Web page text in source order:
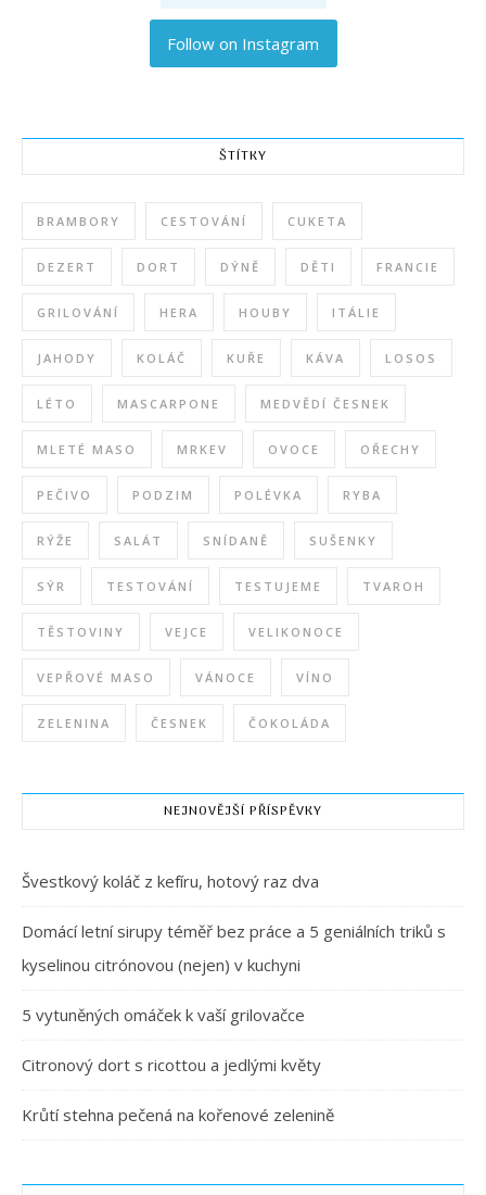
Follow on Instagram
ŠTÍTKY
BRAMBORY CESTOVÁNÍ CUKETA
DEZERT DORT DÝNĚ DĚTI FRANCIE
GRILOVÁNÍ HERA HOUBY ITÁLIE
JAHODY KOLÁČ KUŘE KÁVA LOSOS
LÉTO MASCARPONE MEDVĚDÍ ČESNEK
MLETÉ MASO MRKEV OVOCE OŘECHY
PEČIVO PODZIM POLÉVKA RYBA
RÝŽE SALÁT SNÍDANĚ SUŠENKY
SÝR TESTOVÁNÍ TESTUJEME TVAROH
TĚSTOVINY VEJCE VELIKONOCE
VEPŘOVÉ MASO VÁNOCE VÍNO
ZELENINA ČESNEK ČOKOLÁDA
NEJNOVĚJŠÍ PŘÍSPĚVKY
Švestkový koláč z kefíru, hotový raz dva
Domácí letní sirupy téměř bez práce a 5 geniálních triků s
kyselinou citrónovou (nejen) v kuchyni
5 vytuněných omáček k vaší grilovačce
Citronový dort s ricottou a jedlými květy
Krůtí stehna pečená na kořenové zelenině